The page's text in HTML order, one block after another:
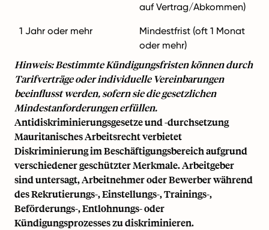
auf Vertrag/Abkommen)
1 Jahr oder mehr
Mindestfrist (oft 1 Monat
oder mehr)
Hinweis: Bestimmte Kündigungsfristen können durch
Tarifverträge oder individuelle Vereinbarungen
beeinflusst werden, sofern sie die gesetzlichen
Mindestanforderungen erfüllen.
Antidiskriminierungsgesetze und -durchsetzung
Mauritanisches Arbeitsrecht verbietet
Diskriminierung im Beschäftigungsbereich aufgrund
verschiedener geschützter Merkmale. Arbeitgeber
sind untersagt, Arbeitnehmer oder Bewerber während
des Rekrutierungs-, Einstellungs-, Trainings-,
Beförderungs-, Entlohnungs- oder
Kündigungsprozesses zu diskriminieren.